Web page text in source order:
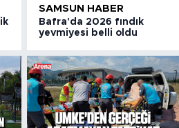
SAMSUN HABER
Bafra'da 2026 fındık
yevmiyesi belli oldu